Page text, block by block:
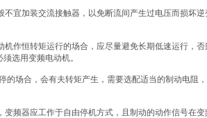
不宜加装交流接触器，以免断流间产生过电压而损坏
机作恒转矩运行的场合，应尽量避免长期低速运行，
选用变频电动机。
的场合，会有夫转矩产生，需要选配适当的制动电阻
频器应工作于自由停机方式，且制动的动作信号在变